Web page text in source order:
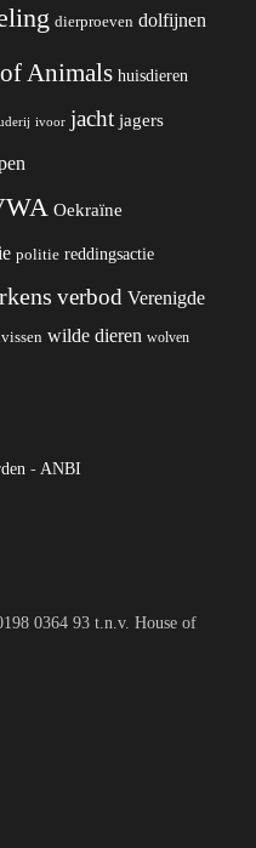
dierproeven dolfijnen
Animals huisdieren
ivoor jacht jagers
Oekraïne
politie reddingsactie
verbod Verenigde
wilde dieren wolven
- ANBI
0364 93 t.n.v. House of